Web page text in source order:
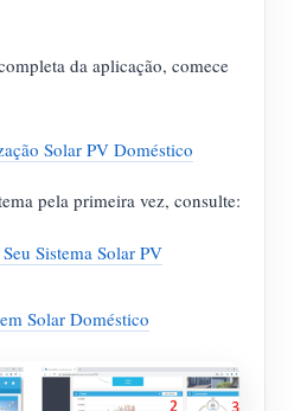
da aplicação, comece
Solar PV Doméstico
pela primeira vez, consulte:
Sistema Solar PV
Solar Doméstico